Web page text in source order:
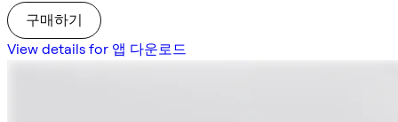
구매하기
View details for 앱 다운로드